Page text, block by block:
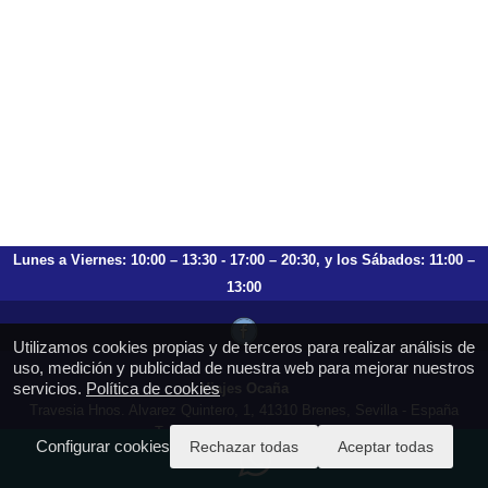
Utilizamos cookies propias y de terceros para realizar análisis de
uso, medición y publicidad de nuestra web para mejorar nuestros
servicios. Política de cookies
Configurar cookies Rechazar todas Aceptar todas
Lunes a Viernes: 10:00 – 13:30 - 17:00 – 20:30, y los Sábados: 11:00 –
13:00
Viajes Ocaña
T.: 659 753 504 954 797 472
https://viajesocana.es
reservas@viajesocana.es